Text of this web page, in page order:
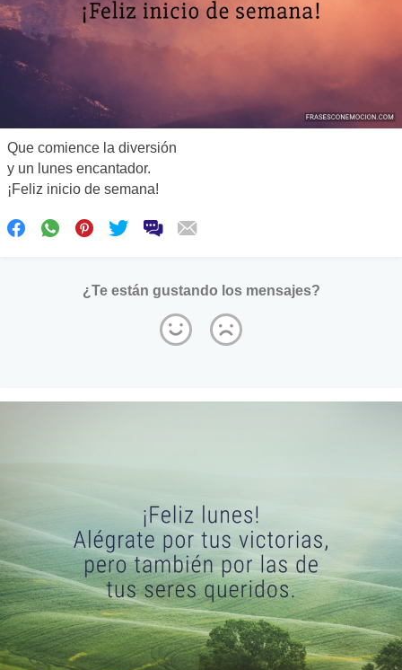
Que comience la diversión
y un lunes encantador.
¡Feliz inicio de semana!
¿Te están gustando los mensajes?